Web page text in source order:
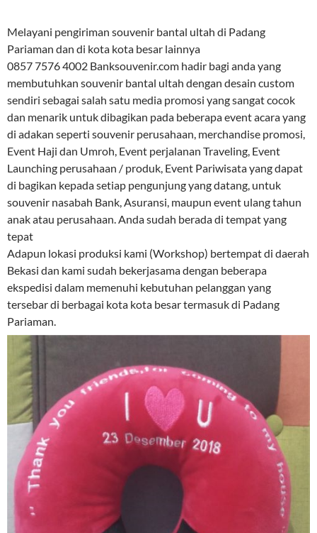
Melayani pengiriman souvenir bantal ultah di Padang
Pariaman dan di kota kota besar lainnya
0857 7576 4002 Banksouvenir.com hadir bagi anda yang
membutuhkan souvenir bantal ultah dengan desain custom
sendiri sebagai salah satu media promosi yang sangat cocok
dan menarik untuk dibagikan pada beberapa event acara yang
di adakan seperti souvenir perusahaan, merchandise promosi,
Event Haji dan Umroh, Event perjalanan Traveling, Event
Launching perusahaan / produk, Event Pariwisata yang dapat
di bagikan kepada setiap pengunjung yang datang, untuk
souvenir nasabah Bank, Asuransi, maupun event ulang tahun
anak atau perusahaan. Anda sudah berada di tempat yang
tepat
Adapun lokasi produksi kami (Workshop) bertempat di daerah
Bekasi dan kami sudah bekerjasama dengan beberapa
ekspedisi dalam memenuhi kebutuhan pelanggan yang
tersebar di berbagai kota kota besar termasuk di Padang
Pariaman.